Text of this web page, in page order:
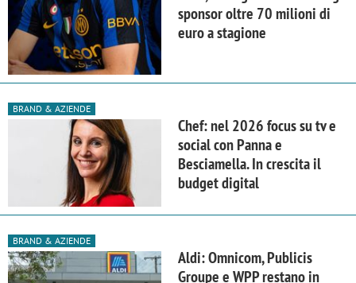
sponsor oltre 70 milioni di
euro a stagione
BRAND & AZIENDE
Chef: nel 2026 focus su tv e
social con Panna e
Besciamella. In crescita il
budget digital
BRAND & AZIENDE
Aldi: Omnicom, Publicis
Groupe e WPP restano in